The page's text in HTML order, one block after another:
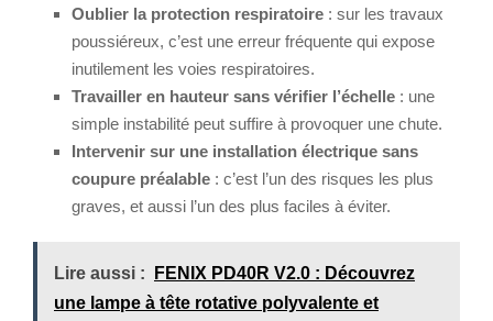
Oublier la protection respiratoire : sur les travaux
poussiéreux, c’est une erreur fréquente qui expose
inutilement les voies respiratoires.
Travailler en hauteur sans vérifier l’échelle : une
simple instabilité peut suffire à provoquer une chute.
Intervenir sur une installation électrique sans
coupure préalable : c’est l’un des risques les plus
graves, et aussi l’un des plus faciles à éviter.
Lire aussi :
FENIX PD40R V2.0 : Découvrez
une lampe à tête rotative polyvalente et